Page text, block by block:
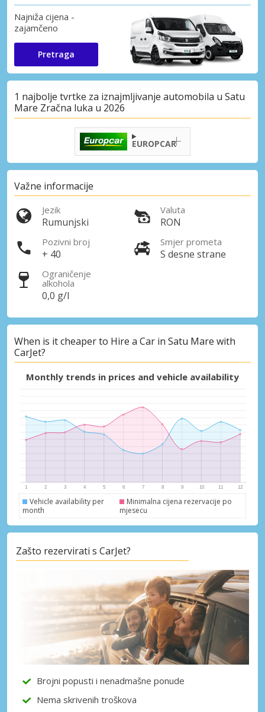
Najniža cijena -
zajamčeno
Pretraga
1 najbolje tvrtke za iznajmljivanje automobila u Satu
Mare Zračna luka u 2026
EUROPCAR
Važne informacije
Jezik
Rumunjski
Valuta
RON
Pozivni broj
+ 40
Smjer prometa
S desne strane
Ograničenje
alkohola
0,0 g/l
When is it cheaper to Hire a Car in Satu Mare with
CarJet?
Monthly trends in prices and vehicle availability
Vehicle availability per
month
Minimalna cijena rezervacije po
mjesecu
Zašto rezervirati s CarJet?
Brojni popusti i nenadmašne ponude
Nema skrivenih troškova
Pristupite ekskluzivnim ponudama naših
dobavljača
Prijava putem eLinka